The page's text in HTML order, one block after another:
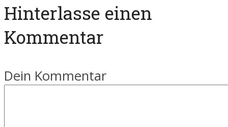
Hinterlasse einen
Kommentar
Dein Kommentar